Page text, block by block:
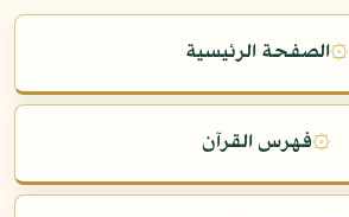
۞الصفحة الرئيسية
۞فهرس القرآن